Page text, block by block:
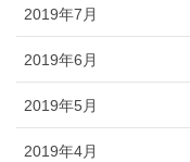
2019年7月
2019年6月
2019年5月
2019年4月